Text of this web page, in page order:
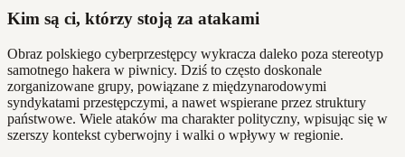
Kim są ci, którzy stoją za atakami
Obraz polskiego cyberprzestępcy wykracza daleko poza stereotyp
samotnego hakera w piwnicy. Dziś to często doskonale
zorganizowane grupy, powiązane z międzynarodowymi
syndykatami przestępczymi, a nawet wspierane przez struktury
państwowe. Wiele ataków ma charakter polityczny, wpisując się w
szerszy kontekst cyberwojny i walki o wpływy w regionie.